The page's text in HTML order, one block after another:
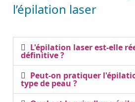
l’épilation laser
L'épilation laser est-elle
définitive ?
Peut-on pratiquer
type de peau ?